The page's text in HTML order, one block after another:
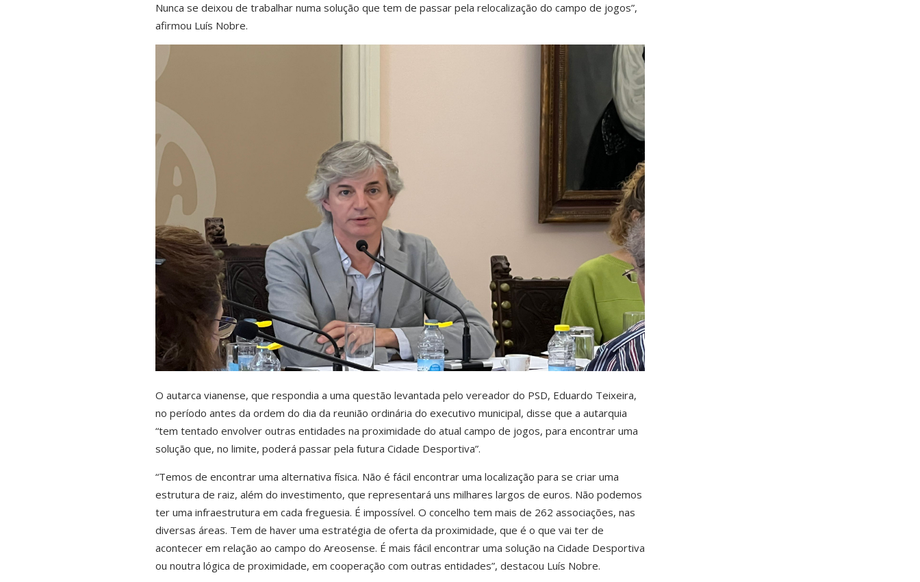
Nunca se deixou de trabalhar numa solução que tem de passar pela relocalização do campo de jogos”,
afirmou Luís Nobre.
O autarca vianense, que respondia a uma questão levantada pelo vereador do PSD, Eduardo Teixeira,
no período antes da ordem do dia da reunião ordinária do executivo municipal, disse que a autarquia
“tem tentado envolver outras entidades na proximidade do atual campo de jogos, para encontrar uma
solução que, no limite, poderá passar pela futura Cidade Desportiva”.
“Temos de encontrar uma alternativa física. Não é fácil encontrar uma localização para se criar uma
estrutura de raiz, além do investimento, que representará uns milhares largos de euros. Não podemos
ter uma infraestrutura em cada freguesia. É impossível. O concelho tem mais de 262 associações, nas
diversas áreas. Tem de haver uma estratégia de oferta da proximidade, que é o que vai ter de
acontecer em relação ao campo do Areosense. É mais fácil encontrar uma solução na Cidade Desportiva
ou noutra lógica de proximidade, em cooperação com outras entidades”, destacou Luís Nobre.